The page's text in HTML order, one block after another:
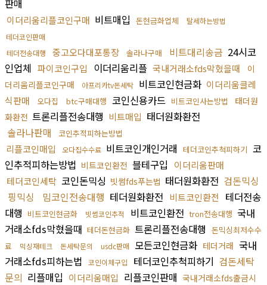
판매
이더리움리플코인구매 비트매입 돈현금화업체
탈세하는방법
테더코인판매
테더전송대행
중고오다대포통장 솔라나구매 비트대리송금 24시코
인업체 파이코인구입 이더리움리플 국내거래소fds막혔을때
이
더리움리플코인구매
아프리카tv돈세탁 비트코인현금화 이더리움클레
식판매
오다집 btc구매대행 코인신용카드 비트코인사는방법
태더원
화환전 트론리플전송대행 비트매입 태더원화환전
솔라나판매
코인추적피하는방법
리플코인매입 오다집수수료 비트코인개인거래 테더코인추척피하기 코
인추적피하는방법 비트코인환전 블테구입
이더리움판매
테더코인세탁 코인돈믹싱 빗썸fds푸는법 태더원화환전 검돈믹싱
핑믹싱
밈코인전송대행 테더원화환전 비트코인환전
테더전송
대행 비트코인현금화 빗썸코인추적 비트코인환전 tron전송대행 국내
거래소fds막혔을때 테더돈현금화 트론리플전송대행 돈믹싱최저수수
료
믹싱재테크 돈세탁문의 usdc판매 모든코인현금화 테더거래 국내
거래소fds피하는법
코인이체구입 테더코인추척피하기 검돈세탁
문의 리플매입 이더리움매입 리플코인판매 국내거래소fds출금시